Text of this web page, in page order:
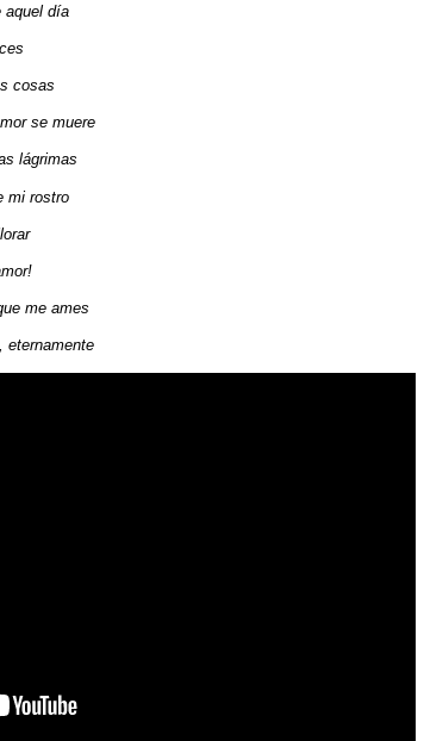
aquel día
cosas
se muere
lágrimas
mi rostro
me ames
eternamente